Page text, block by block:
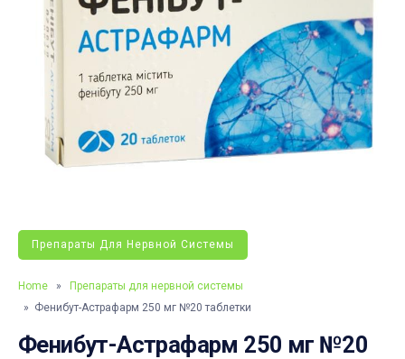
Препараты Для Нервной Системы
Home »
Препараты для нервной системы
» Фенибут-Астрафарм 250 мг №20 таблетки
Фенибут-Астрафарм 250 мг №20